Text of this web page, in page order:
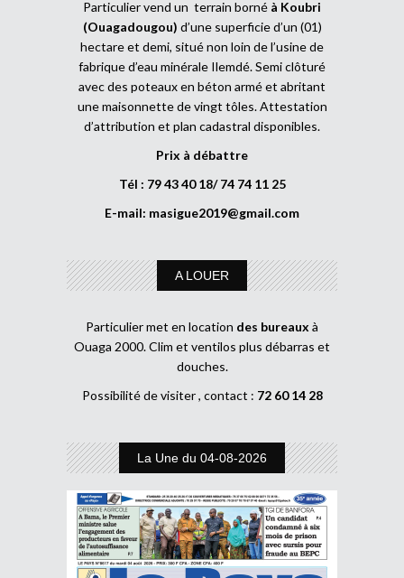
Particulier vend un terrain borné à Koubri
(Ouagadougou) d’une superficie d’un (01)
hectare et demi, situé non loin de l’usine de
fabrique d’eau minérale Ilemdé. Semi clôturé
avec des poteaux en béton armé et abritant
une maisonnette de vingt tôles. Attestation
d’attribution et plan cadastral disponibles.
Prix à débattre
Tél : 79 43 40 18/ 74 74 11 25
E-mail: masigue2019@gmail.com
A LOUER
Particulier met en location des bureaux à
Ouaga 2000. Clim et ventilos plus débarras et
douches.
Possibilité de visiter , contact : 72 60 14 28
La Une du 04-08-2026